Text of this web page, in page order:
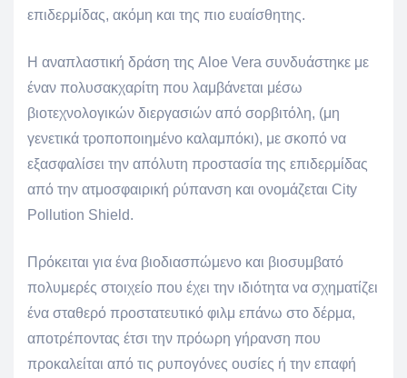
επιδερμίδας, ακόμη και της πιο ευαίσθητης.
Η αναπλαστική δράση της Aloe Vera συνδυάστηκε με
έναν πολυσακχαρίτη που λαμβάνεται μέσω
βιοτεχνολογικών διεργασιών από σορβιτόλη, (μη
γενετικά τροποποιημένο καλαμπόκι), με σκοπό να
εξασφαλίσει την απόλυτη προστασία της επιδερμίδας
από την ατμοσφαιρική ρύπανση και ονομάζεται City
Pollution Shield.
Πρόκειται για ένα βιοδιασπώμενο και βιοσυμβατό
πολυμερές στοιχείο που έχει την ιδιότητα να σχηματίζει
ένα σταθερό προστατευτικό φιλμ επάνω στο δέρμα,
αποτρέποντας έτσι την πρόωρη γήρανση που
προκαλείται από τις ρυπογόνες ουσίες ή την επαφή